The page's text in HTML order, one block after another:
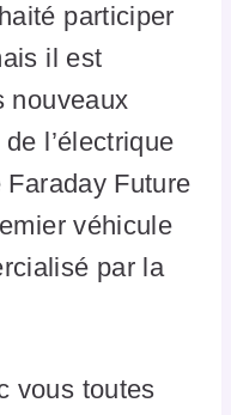
participer
il est
nouveaux
l’électrique
Faraday Future
véhicule
par la
vous toutes